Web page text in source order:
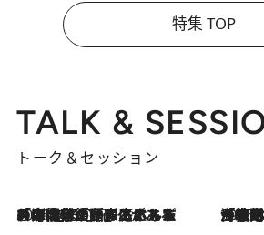
特集 TOP
TALK &
トーク＆セッション
2026.8.3
「今後値上げがあるとすれば…」「リスクがあるのは今年の冬」エネルギー専門家が語る、ホルムズ海峡封鎖が家庭にもたらす“ある心配” 「住宅建てられない…」「サーチャージ料の高値が続いてい